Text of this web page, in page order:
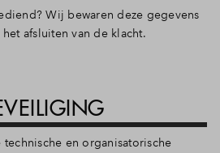
Wij bewaren deze gegevens
afsluiten van de klacht.
en organisatorische